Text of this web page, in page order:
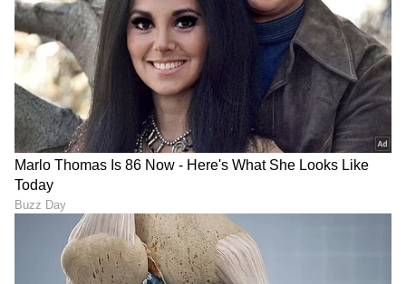
ರೋಚಕ 'ಪ್ಲಾನ್ ಬಿ' ಅನಾವರಣ!
ಸಂಪೂರ್ಣ ವಿವರ ಇಲ್ಲಿದೆ!
LATEST VIDEOS
"ರಾಜಕೀಯ ಬೇಡ, ಸಿನಿಮಾನೇ ಪ್ರಾಣ":
ಕನಕೋತ್ಸವದಲ್ಲಿ ರಿಷಬ್ ಶೆಟ್ಟಿ | Rishab
Shetty speech | Suvarna News
ಶೇ.50 ರಿಂದ ಶೇ.18 ಕ್ಕೆ TAX ಇಳಿಕೆ: ಮೋದಿ-
ಟ್ರಂಪ್ ಐತಿಹಾಸಿಕ ಒಪ್ಪಂದ | India US
Trade Deal | Party Rounds